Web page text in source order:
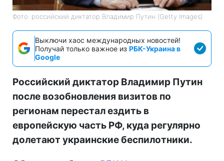
Фото: российский диктатор Владимир Путин (Getty Images)
Выключи хаос международных новостей!
Получай только важное из РБК-Украина в
Google
Российский диктатор Владимир Путин
после возобновления визитов по
регионам перестал ездить в
европейскую часть РФ, куда регулярно
долетают украинские беспилотники.